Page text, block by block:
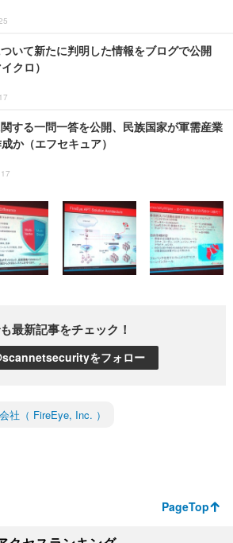
ついて新たに判明した情報をブログで公開
クロ）
関する一問一答を公開、民族国家が軍需産業
か（エフセキュア）
最新記事をチェック！
をフォロー
社（ FireEye, Inc. ）
PageTop